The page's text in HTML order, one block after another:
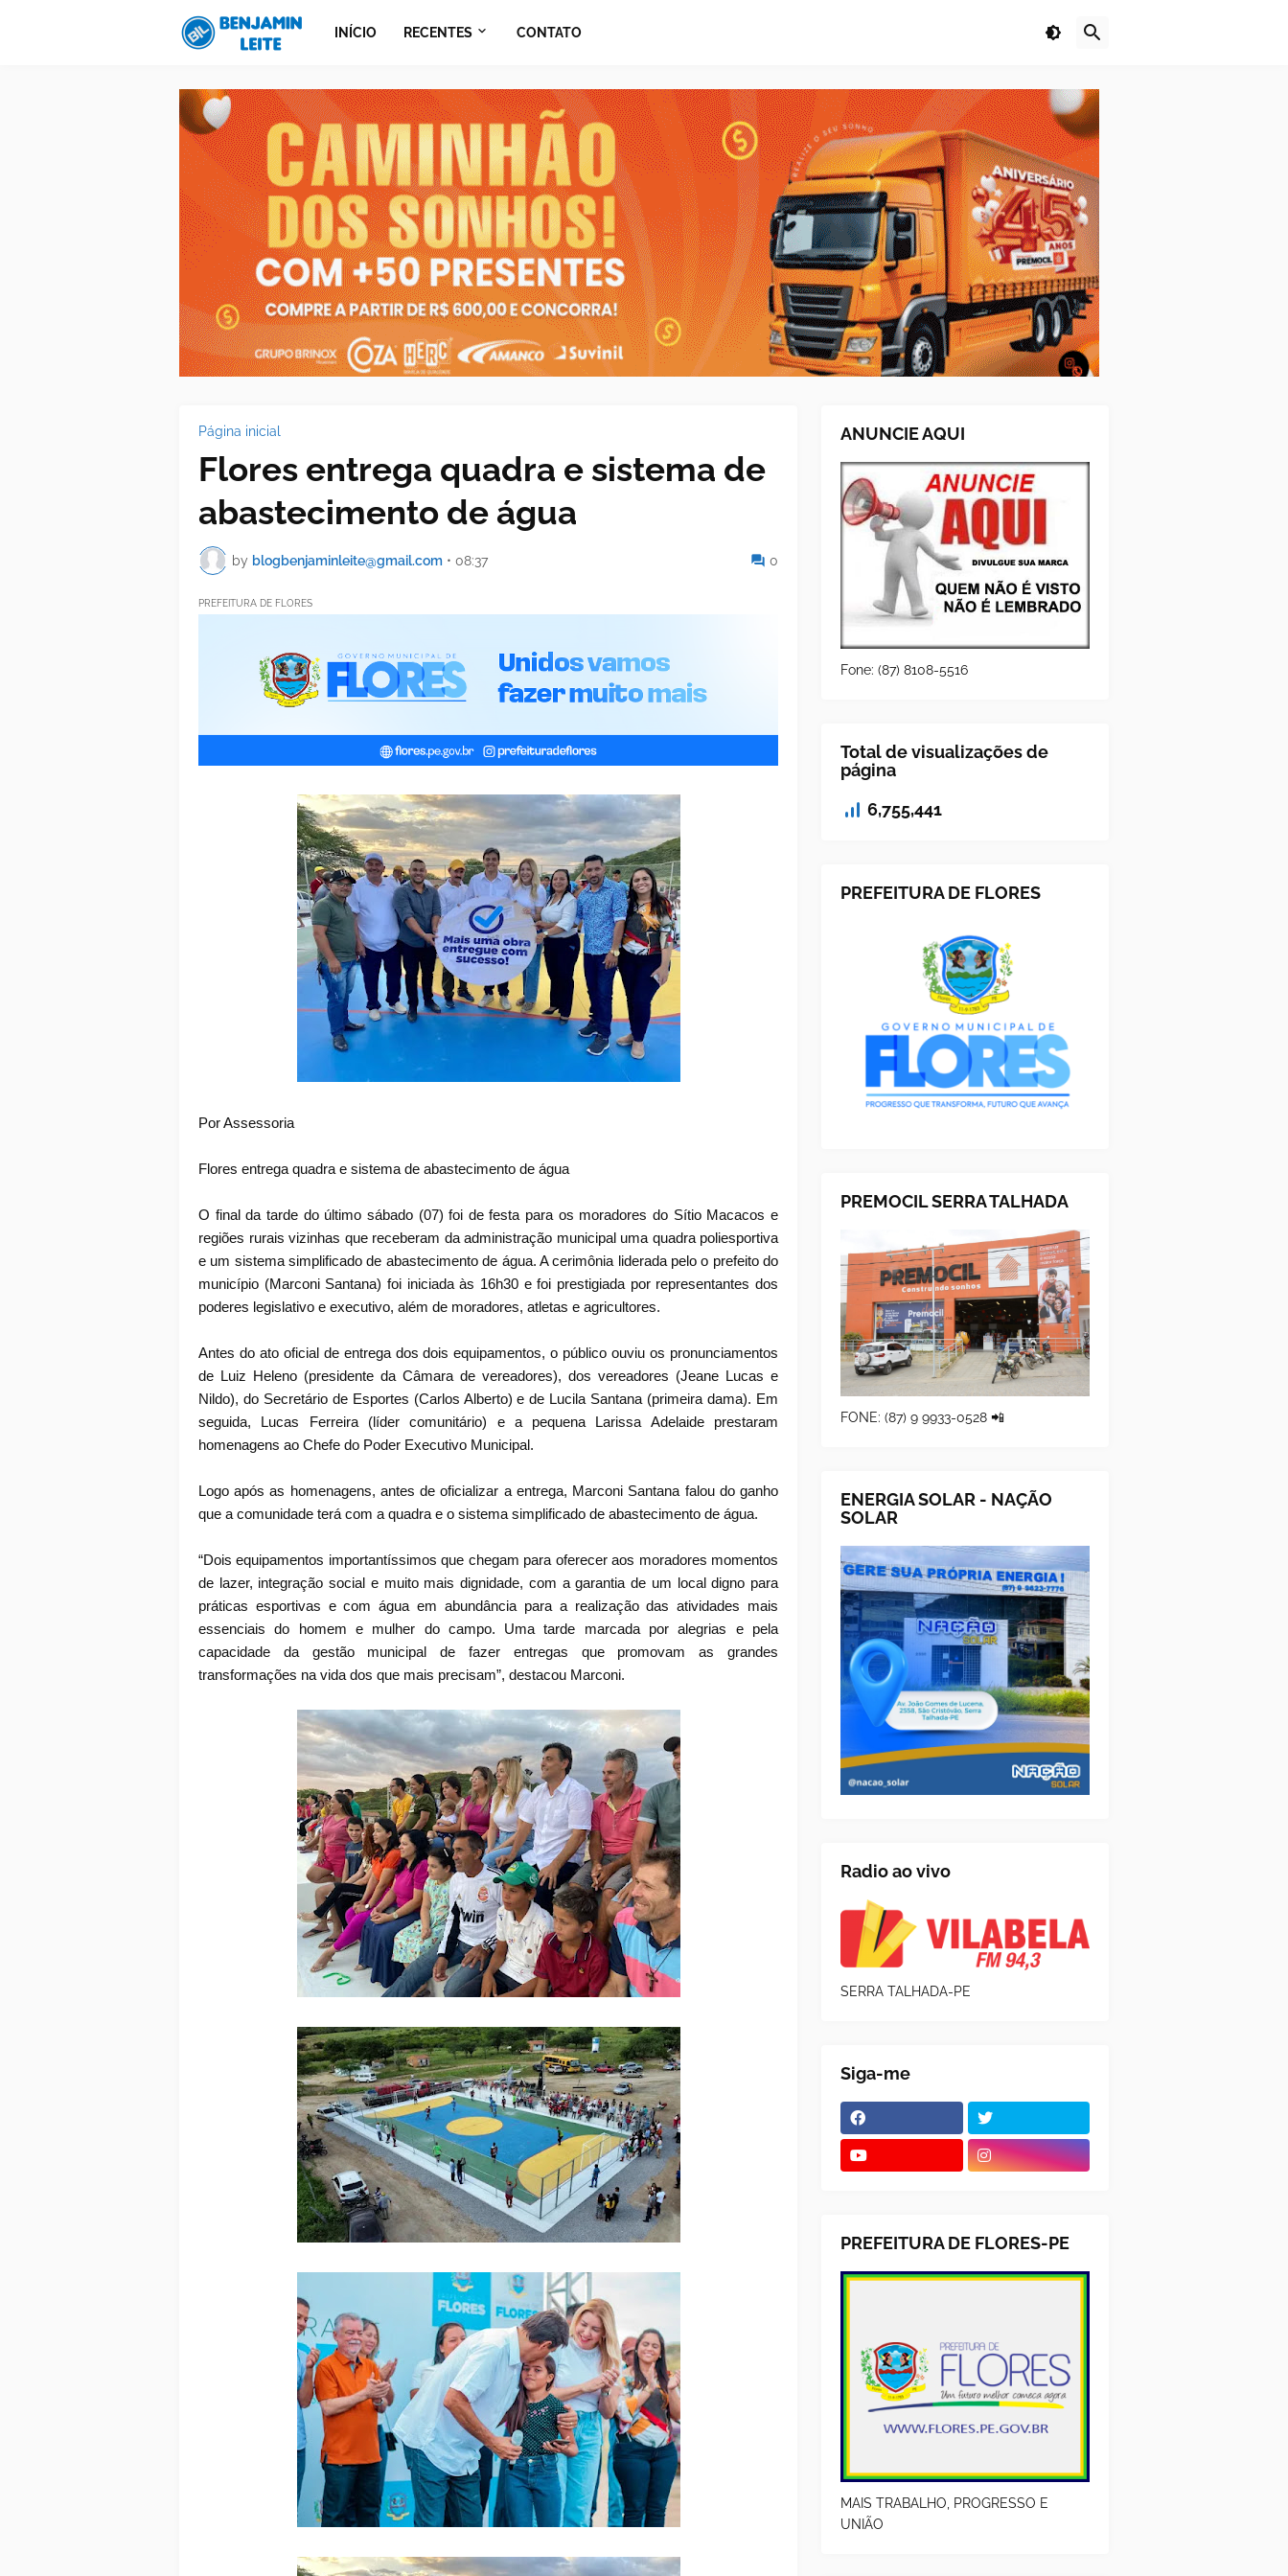
INÍCIO RECENTES CONTATO
Página inicial
Flores entrega quadra e sistema de
abastecimento de água
by blogbenjaminleite@gmail.com • 08:37 0
PREFEITURA DE FLORES
Por Assessoria
Flores entrega quadra e sistema de abastecimento de água
O final da tarde do último sábado (07) foi de festa para os moradores do Sítio Macacos e
regiões rurais vizinhas que receberam da administração municipal uma quadra poliesportiva
e um sistema simplificado de abastecimento de água. A cerimônia liderada pelo o prefeito do
município (Marconi Santana) foi iniciada às 16h30 e foi prestigiada por representantes dos
poderes legislativo e executivo, além de moradores, atletas e agricultores.
Antes do ato oficial de entrega dos dois equipamentos, o público ouviu os pronunciamentos
de Luiz Heleno (presidente da Câmara de vereadores), dos vereadores (Jeane Lucas e
Nildo), do Secretário de Esportes (Carlos Alberto) e de Lucila Santana (primeira dama). Em
seguida, Lucas Ferreira (líder comunitário) e a pequena Larissa Adelaide prestaram
homenagens ao Chefe do Poder Executivo Municipal.
Logo após as homenagens, antes de oficializar a entrega, Marconi Santana falou do ganho
que a comunidade terá com a quadra e o sistema simplificado de abastecimento de água.
“Dois equipamentos importantíssimos que chegam para oferecer aos moradores momentos
de lazer, integração social e muito mais dignidade, com a garantia de um local digno para
práticas esportivas e com água em abundância para a realização das atividades mais
essenciais do homem e mulher do campo. Uma tarde marcada por alegrias e pela
capacidade da gestão municipal de fazer entregas que promovam as grandes
transformações na vida dos que mais precisam”, destacou Marconi.
ANUNCIE AQUI
Fone: (87) 8108-5516
Total de visualizações de
página
6,755,441
PREFEITURA DE FLORES
PREMOCIL SERRA TALHADA
FONE: (87) 9 9933-0528 📲
ENERGIA SOLAR - NAÇÃO
SOLAR
Radio ao vivo
SERRA TALHADA-PE
Siga-me
PREFEITURA DE FLORES-PE
MAIS TRABALHO, PROGRESSO E
UNIÃO